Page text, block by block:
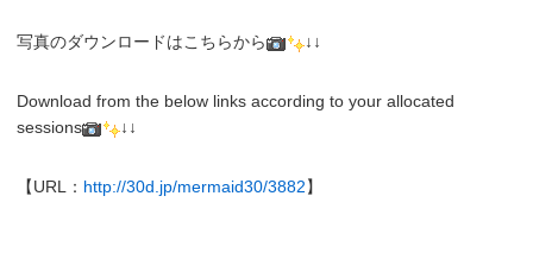
写真のダウンロードはこちらから ↓↓
Download from the below links according to your allocated
sessions
↓↓
【URL： http://30d.jp/mermaid30/3882】